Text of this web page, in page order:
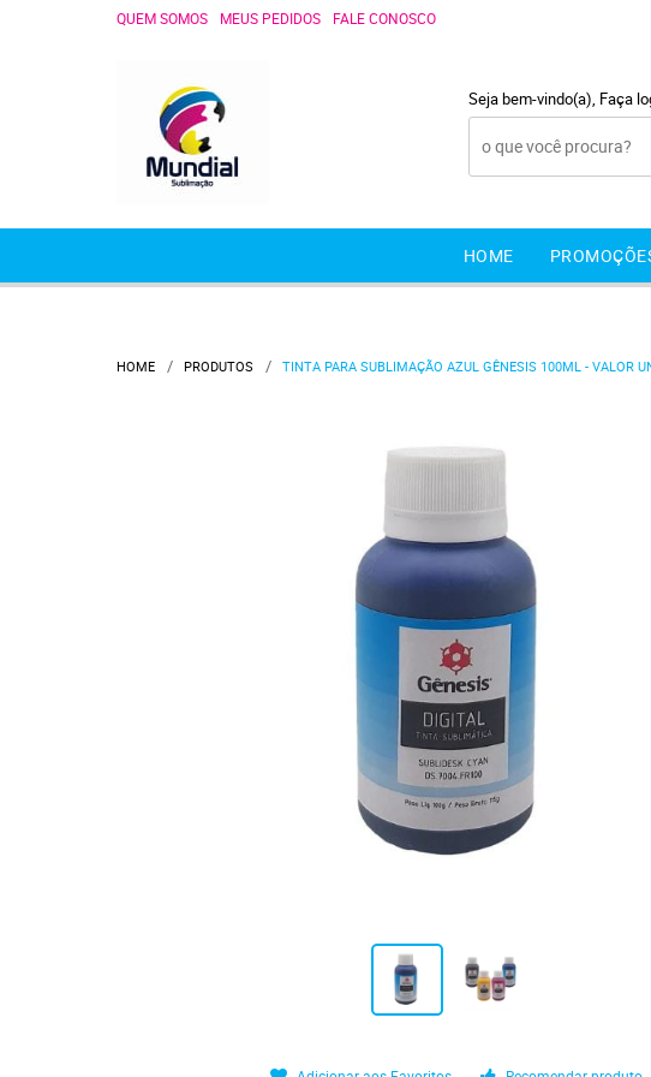
QUEM SOMOS MEUS PEDIDOS FALE CONOSCO
Seja bem-vindo(a), Faça
HOME
HOME PRODUTOS TINTA PARA SUBLIMAÇÃO AZUL GÊNESIS 100ML - VALOR